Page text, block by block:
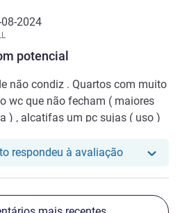
potencial
2024
não condiz . Quartos com muito
wc que não fecham ( maiores
) , alcatifas um pc sujas ( uso )
respondeu à avaliaçãoO nosso